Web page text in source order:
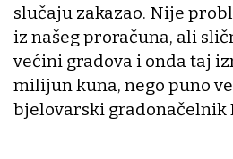
slučaju zakazao. Nije
iz našeg proračuna, ali
većini gradova i onda taj
milijun kuna, nego puno
bjelovarski gradonačelnik